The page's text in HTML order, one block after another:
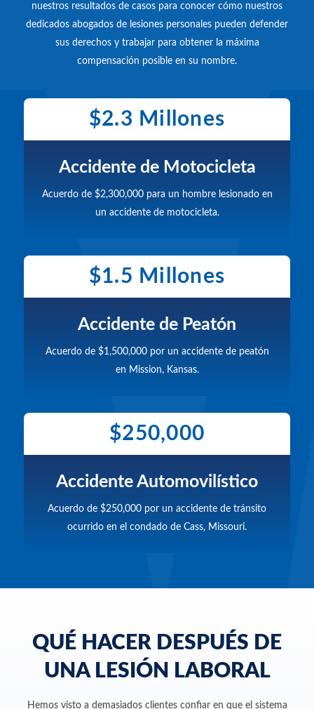
nuestros resultados de casos para conocer cómo nuestros
dedicados abogados de lesiones personales pueden defender
sus derechos y trabajar para obtener la máxima
compensación posible en su nombre.
$2.3 Millones
Accidente de Motocicleta
Acuerdo de $2,300,000 para un hombre lesionado en
un accidente de motocicleta.
$1.5 Millones
Accidente de Peatón
Acuerdo de $1,500,000 por un accidente de peatón
en Mission, Kansas.
$250,000
Accidente Automovilístico
Acuerdo de $250,000 por un accidente de tránsito
ocurrido en el condado de Cass, Missouri.
QUÉ HACER DESPUÉS DE
UNA LESIÓN LABORAL
Hemos visto a demasiados clientes confiar en que el sistema